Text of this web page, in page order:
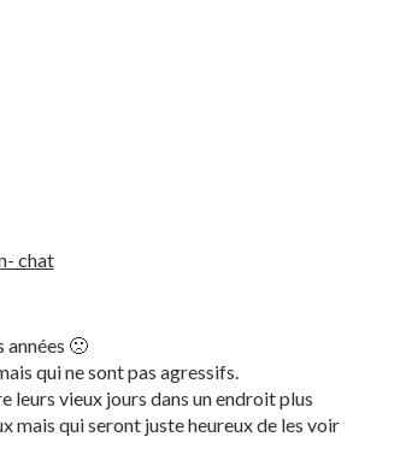
chat
🙁
qui ne sont pas agressifs.
leurs vieux jours dans un endroit plus
mais qui seront juste heureux de les voir